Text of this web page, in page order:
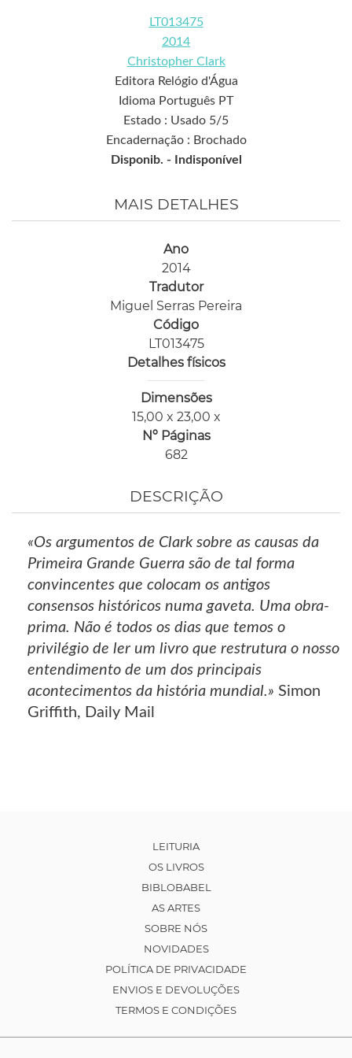
LT013475
2014
Christopher Clark
Editora Relógio d'Água
Idioma Português PT
Estado : Usado 5/5
Encadernação : Brochado
Disponib. -
Indisponível
MAIS DETALHES
Ano
2014
Tradutor
Miguel Serras Pereira
Código
LT013475
Detalhes físicos
Dimensões
15,00 x 23,00 x
Nº Páginas
682
DESCRIÇÃO
«Os argumentos de Clark sobre as causas da
Primeira Grande Guerra são de tal forma
convincentes que colocam os antigos
consensos históricos numa gaveta. Uma obra-
prima. Não é todos os dias que temos o
privilégio de ler um livro que restrutura o nosso
entendimento de um dos principais
acontecimentos da história mundial.» Simon
Griffith, Daily Mail
LEITURIA
OS LIVROS
BIBLOBABEL
AS ARTES
SOBRE NÓS
NOVIDADES
POLÍTICA DE PRIVACIDADE
ENVIOS E DEVOLUÇÕES
TERMOS E CONDIÇÕES